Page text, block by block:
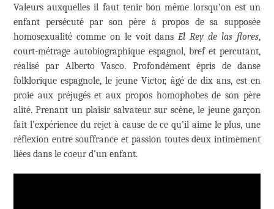
Valeurs auxquelles il faut tenir bon même lorsqu’on est un
enfant persécuté par son père à propos de sa supposée
homosexualité comme on le voit dansEl Rey de las flores,
court-métrage autobiographique espagnol, bref et percutant,
réalisé par Alberto Vasco. Profondément épris de danse
folklorique espagnole, le jeune Victor, âgé de dix ans, est en
proie aux préjugés et aux propos homophobes de son père
alité. Prenant un plaisir salvateur sur scène, le jeune garçon
fait l’expérience du rejet à cause de ce qu’il aime le plus, une
réflexion entre souffrance et passion toutes deux intimement
liées dans le coeur d’un enfant.